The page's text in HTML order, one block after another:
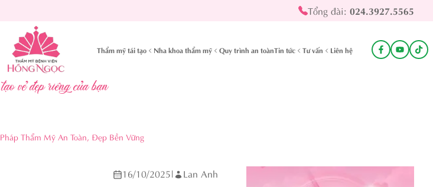
Tổng đài: 024.3927.5565
Thẩm mỹ tái tạo Nha khoa thẩm mỹ Quy trình an toànTin tức Tư vấn Liên hệ
vẻ đẹp riêng của bạn
Thẩm Mỹ An Toàn, Đẹp Bền Vững
16/10/2025| Lan Anh